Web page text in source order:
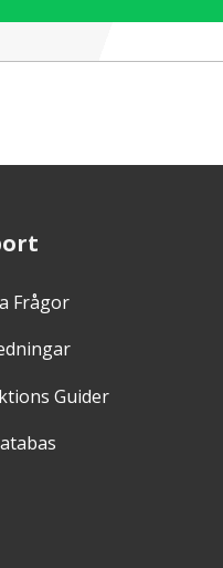
Frågor
Guider